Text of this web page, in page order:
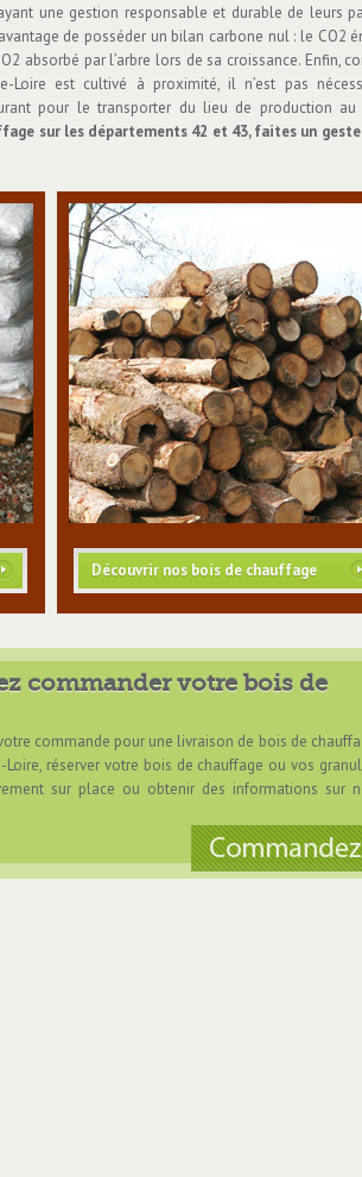
une gestion responsable et durable de leurs
de posséder un bilan carbone nul : le CO2
absorbé par l’arbre lors de sa croissance. Enfin,
est cultivé à proximité, il n’est pas
pour le transporter du lieu de production
sur les départements 42 et 43, faites un
Découvrir nos bois de chauffage
commander votre bois de
commande pour une livraison de bois de
réserver votre bois de chauffage ou vos
sur place ou obtenir des informations sur